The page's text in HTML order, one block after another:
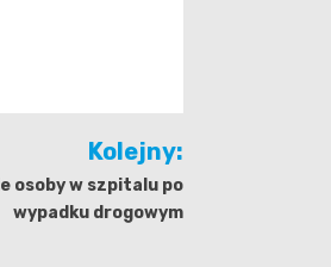
Kolejny:
osoby w szpitalu po
wypadku drogowym